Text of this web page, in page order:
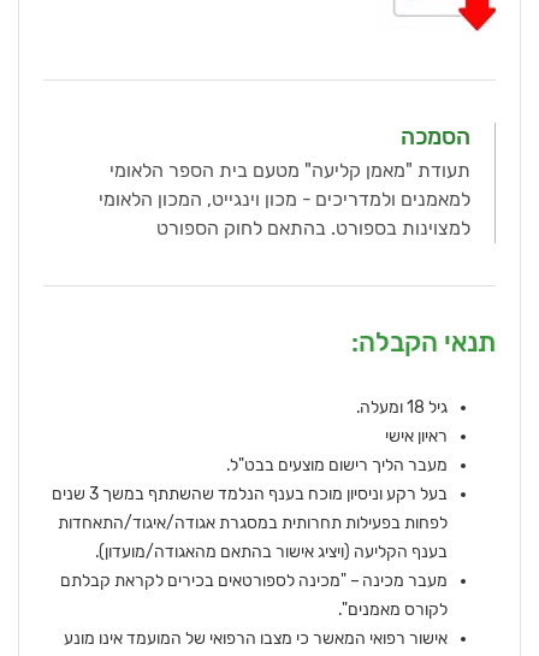
הסמכה
תעודת "מאמן קליעה" מטעם בית הספר הלאומי
למאמנים ולמדריכים - מכון וינגייט, המכון הלאומי
למצוינות בספורט. בהתאם לחוק הספורט
תנאי הקבלה:
גיל 18 ומעלה.
ראיון אישי
מעבר הליך רישום מוצעים בבט"ל.
בעל רקע וניסיון מוכח בענף הנלמד שהשתתף במשך 3 שנים
לפחות בפעילות תחרותית במסגרת אגודה/איגוד/התאחדות
בענף הקליעה (ויציג אישור בהתאם מהאגודה/מועדון).
מעבר מכינה – "מכינה לספורטאים בכירים לקראת קבלתם
לקורס מאמנים".
אישור רפואי המאשר כי מצבו הרפואי של המועמד אינו מונע